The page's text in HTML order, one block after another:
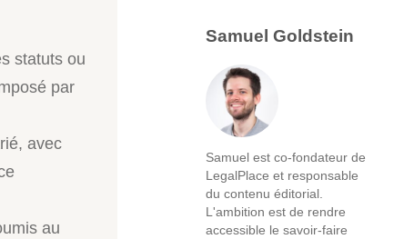
statuts ou
par
avec
au
Samuel Goldstein
Samuel est co-fondateur de
LegalPlace et responsable
du contenu éditorial.
L'ambition est de rendre
accessible le savoir-faire